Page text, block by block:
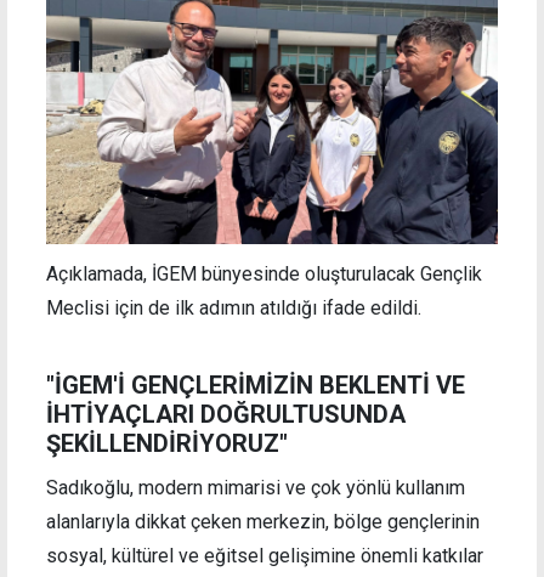
Açıklamada, İGEM bünyesinde oluşturulacak Gençlik
Meclisi için de ilk adımın atıldığı ifade edildi.
"İGEM'İ GENÇLERİMİZİN BEKLENTİ VE
İHTİYAÇLARI DOĞRULTUSUNDA
ŞEKİLLENDİRİYORUZ"
Sadıkoğlu, modern mimarisi ve çok yönlü kullanım
alanlarıyla dikkat çeken merkezin, bölge gençlerinin
sosyal, kültürel ve eğitsel gelişimine önemli katkılar